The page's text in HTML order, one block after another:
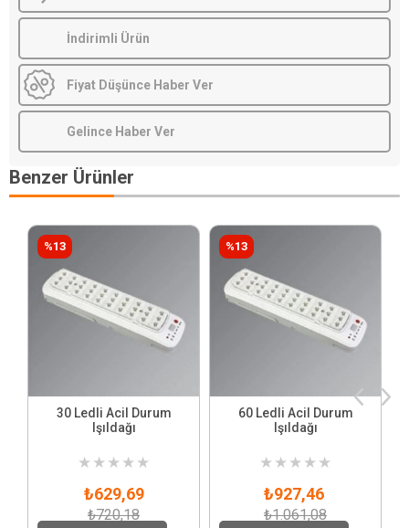
İndirimli Ürün
Fiyat Düşünce Haber Ver
Gelince Haber Ver
Benzer Ürünler
30 Ledli Acil Durum
Işıldağı
★ ★ ★ ★ ★
₺629,69
₺720,18
%13
60 Ledli Acil Durum
Işıldağı
★ ★ ★ ★ ★
₺927,46
₺1.061,08
%13